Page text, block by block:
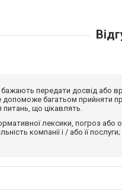
бажають передати досвід
багатьом прийняти
що цікавлять.
лексики, погроз або
компанії і / або її